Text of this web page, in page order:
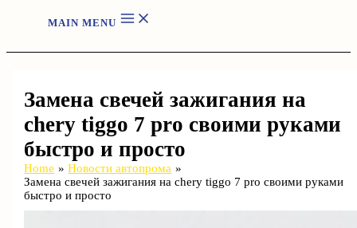
MAIN MENU
Замена свечей зажигания на
chery tiggo 7 pro своими руками
быстро и просто
Home
Новости автопрома
Замена свечей зажигания на chery tiggo 7 pro своими руками
быстро и просто